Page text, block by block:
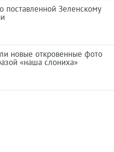
поставленной Зеленскому
новые откровенные фото
«наша слониха»